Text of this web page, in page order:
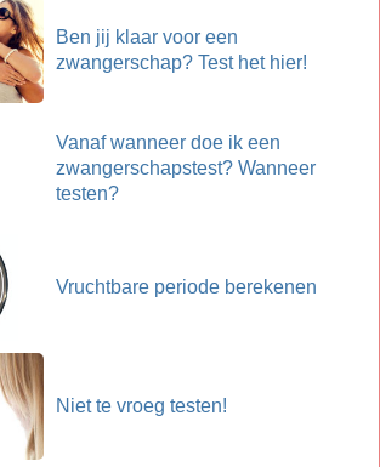
Ben jij klaar voor een
zwangerschap? Test het hier!
Vanaf wanneer doe ik een
zwangerschapstest? Wanneer
testen?
Vruchtbare periode berekenen
Niet te vroeg testen!